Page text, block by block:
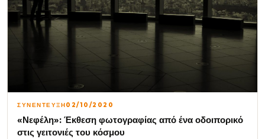
ΣΥΝΕΝΤΕΥΞΗ02/10/2020
«Νεφέλη»: Έκθεση φωτογραφίας από ένα οδοιπορικό
στις γειτονιές του κόσμου